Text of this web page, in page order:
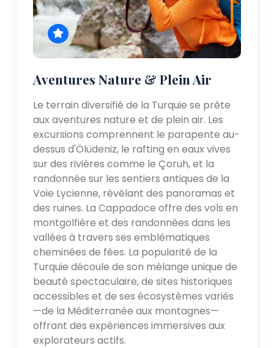
Aventures Nature & Plein Air
Le terrain diversifié de la Turquie se prête
aux aventures nature et de plein air. Les
excursions comprennent le parapente au-
dessus d'Ölüdeniz, le rafting en eaux vives
sur des rivières comme le Çoruh, et la
randonnée sur les sentiers antiques de la
Voie Lycienne, révélant des panoramas et
des ruines. La Cappadoce offre des vols en
montgolfière et des randonnées dans les
vallées à travers ses emblématiques
cheminées de fées. La popularité de la
Turquie découle de son mélange unique de
beauté spectaculaire, de sites historiques
accessibles et de ses écosystèmes variés
—de la Méditerranée aux montagnes—
offrant des expériences immersives aux
explorateurs actifs.